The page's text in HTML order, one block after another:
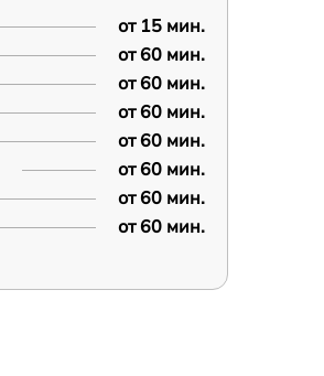
от 15 мин.
от 60 мин.
от 60 мин.
от 60 мин.
от 60 мин.
от 60 мин.
от 60 мин.
от 60 мин.